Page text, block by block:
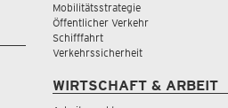
Mobilitätsstrategie
Öffentlicher Verkehr
Schifffahrt
Verkehrssicherheit
WIRTSCHAFT & ARBEIT